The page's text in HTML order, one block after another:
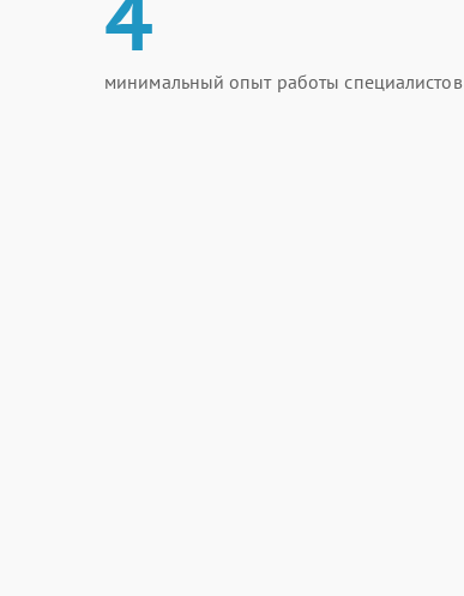
минимальный опыт работы специалистов